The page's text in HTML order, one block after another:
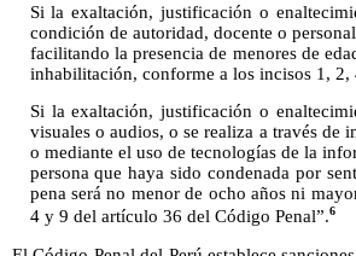
Si la exaltación, justificación o
condición de autoridad, docente o
facilitando la presencia de menores de
inhabilitación, conforme a los incisos 1,
Si la exaltación, justificación o
visuales o audios, o se realiza a través
o mediante el uso de tecnologías de la
persona que haya sido condenada por
pena será no menor de ocho años ni
4 y 9 del artículo 36 del Código Penal”.6